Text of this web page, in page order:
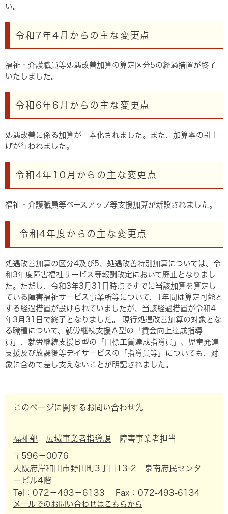
い。
令和7年4月からの主な変更点
福祉・介護職員等処遇改善加算の算定区分5の経過措置が終了
いたしました。
令和6年6月からの主な変更点
処遇改善に係る加算が一本化されました。また、加算率の引上
げが行われました。​
令和4年10月からの主な変更点
福祉・介護職員等ベースアップ等支援加算が新設されました。
令和4年度からの主な変更点
処遇改善加算の区分4及び5、処遇改善特別加算については、令
和3年度障害福祉サービス等報酬改定において廃止となりまし
た。ただし、令和3年3月31日時点ですでに当該加算を算定し
ている障害福祉サービス事業所等について、1年間は算定可能と
する経過措置が設けられていましたが、当該経過措置が令和4
年3月31日で終了となりました。 現行処遇改善加算の対象とな
る職種について、就労継続支援Ａ型の「賃金向上達成指導
員」、就労継続支援Ｂ型の「目標工賃達成指導員」、児童発達
支援及び放課後等デイサービスの「指導員等」についても、対
象に含めて差し支えないことが明記されました。
このページに関するお問い合わせ先
福祉部 広域事業者指導課 障害事業者担当
〒596－0076
大阪府岸和田市野田町3丁目13-2 泉南府民センタ
ービル4階
Tel：072－493－6133
Fax：072-493-6134
メールでのお問い合わせはこちらから